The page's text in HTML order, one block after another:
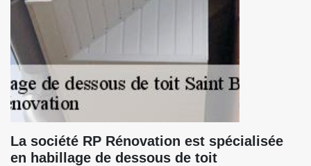
La société RP Rénovation est spécialisée
en habillage de dessous de toit